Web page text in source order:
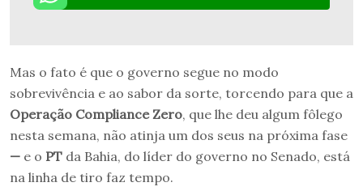
Mas o fato é que o governo segue no modo
sobrevivência e ao sabor da sorte, torcendo para que a
Operação Compliance Zero, que lhe deu algum fôlego
nesta semana, não atinja um dos seus na próxima fase
— e o PT da Bahia, do líder do governo no Senado, está
na linha de tiro faz tempo.